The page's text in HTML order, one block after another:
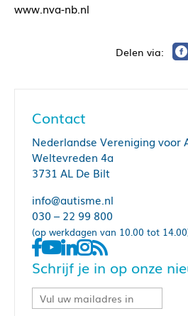
www.nva-nb.nl
Contact
Nederlandse Vereniging voor
Weltevreden 4a
3731 AL De Bilt
info@autisme.nl
030 – 22 99 800
(op werkdagen van 10.00 tot
Schrijf je in op onze